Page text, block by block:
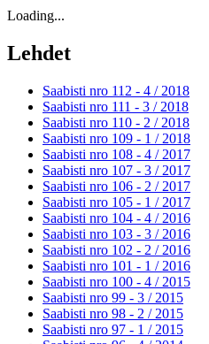
Loading...
Lehdet
Saabisti nro 112 - 4 / 2018
Saabisti nro 111 - 3 / 2018
Saabisti nro 110 - 2 / 2018
Saabisti nro 109 - 1 / 2018
Saabisti nro 108 - 4 / 2017
Saabisti nro 107 - 3 / 2017
Saabisti nro 106 - 2 / 2017
Saabisti nro 105 - 1 / 2017
Saabisti nro 104 - 4 / 2016
Saabisti nro 103 - 3 / 2016
Saabisti nro 102 - 2 / 2016
Saabisti nro 101 - 1 / 2016
Saabisti nro 100 - 4 / 2015
Saabisti nro 99 - 3 / 2015
Saabisti nro 98 - 2 / 2015
Saabisti nro 97 - 1 / 2015